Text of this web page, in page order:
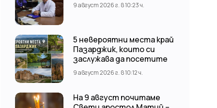
9 август 2026 г. в 10:23 ч.
5 невероятни места край
Пазарджик, които си
заслужава да посетите
9 август 2026 г. в 10:12 ч.
На 9 август почитаме